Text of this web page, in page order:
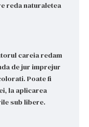
reda naturaletea
careia redam
de jur imprejur
Poate fi
la aplicarea
sub libere.